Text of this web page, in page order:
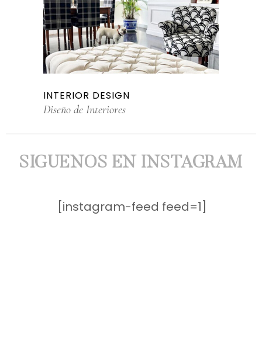
INTERIOR DESIGN
Diseño de Interiores
SIGUENOS EN INSTAGRAM
[instagram-feed feed=1]